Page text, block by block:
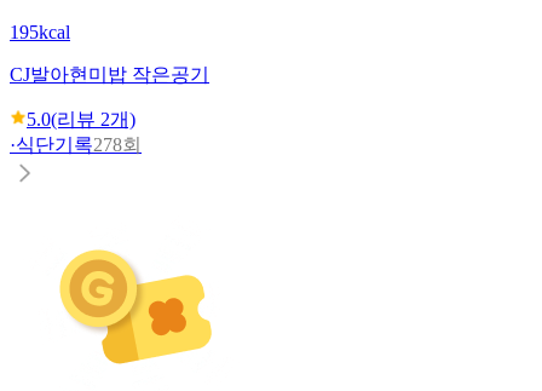
195kcal
CJ발아현미밥 작은공기
5.0(리뷰 2개)
·식단기록278회